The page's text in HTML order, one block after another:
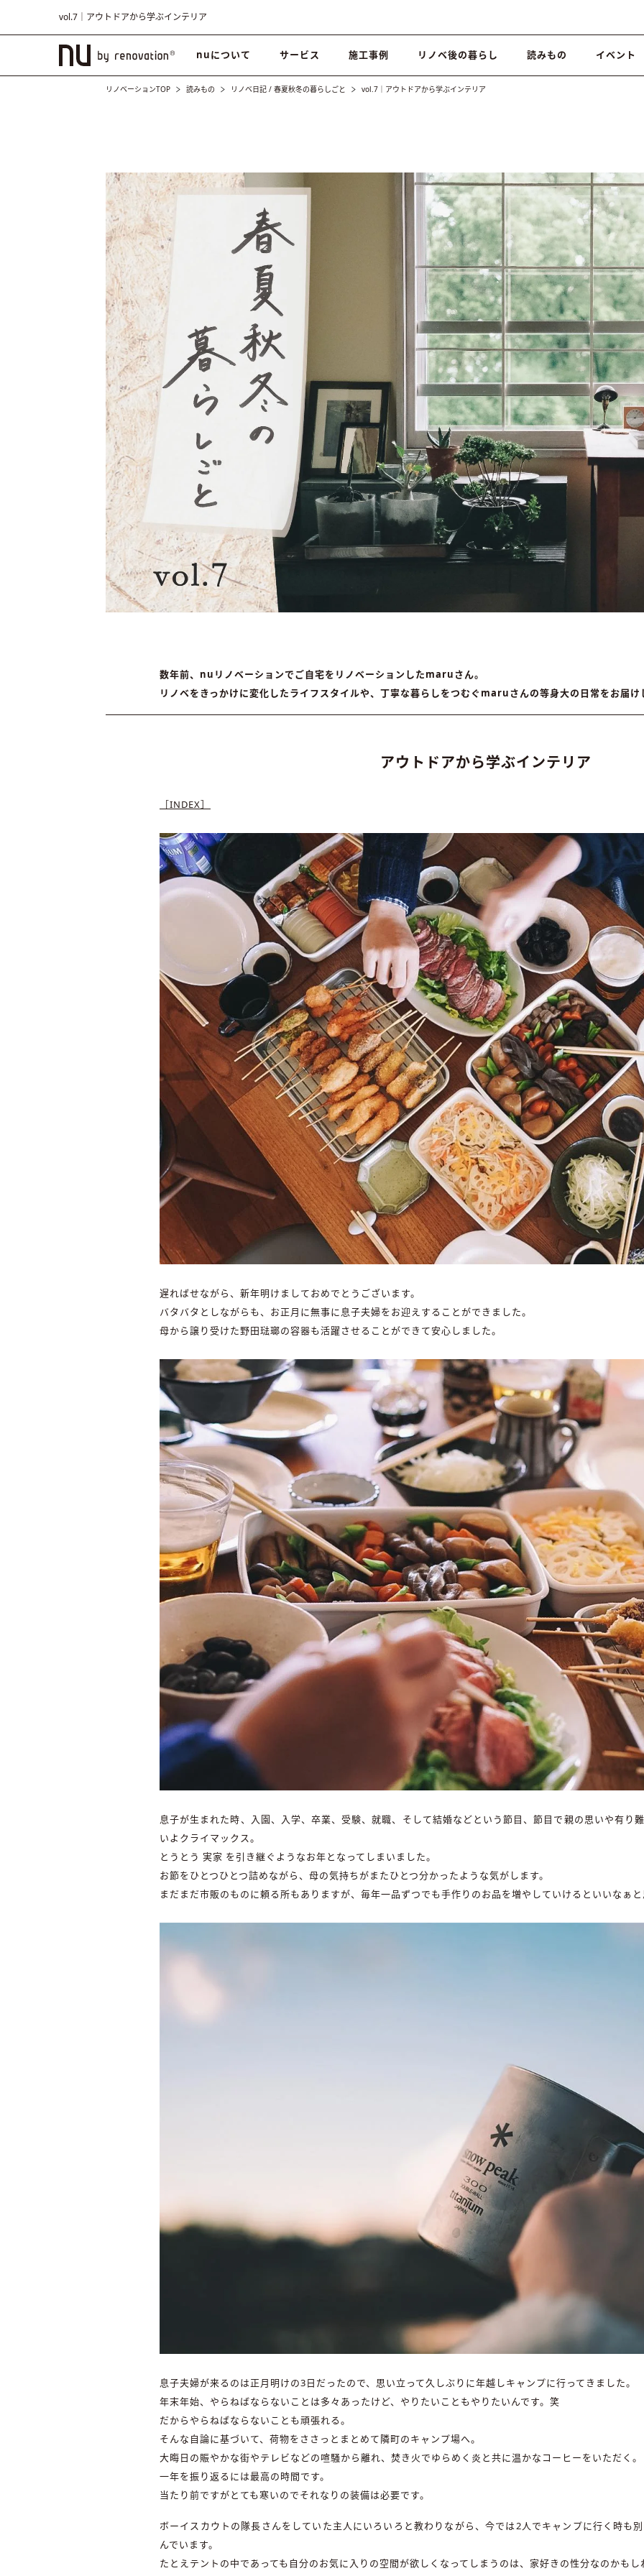
vol.7｜アウトドアから学ぶインテリア
nuについて サービス 施工事例 リノベ後の暮らし 読みもの イベント
リノベーションTOP 読みもの リノベ日記 / 春夏秋冬の暮らしごと vol.7｜アウトドアから学ぶインテリア
数年前、nuリノベーションでご自宅をリノベーションしたmaruさん。
リノベをきっかけに変化したライフスタイルや、丁寧な暮らしをつむぐmaruさんの等身大の日常をお届け
アウトドアから学ぶインテリア
［INDEX］
遅ればせながら、新年明けましておめでとうございます。
バタバタとしながらも、お正月に無事に息子夫婦をお迎えすることができました。
母から譲り受けた野田琺瑯の容器も活躍させることができて安心しました。
息子が生まれた時、入園、入学、卒業、受験、就職、そして結婚などという節目、節目で親の思いや有り
いよクライマックス。
とうとう 実家 を引き継ぐようなお年となってしまいました。
お節をひとつひとつ詰めながら、母の気持ちがまたひとつ分かったような気がします。
まだまだ市販のものに頼る所もありますが、毎年一品ずつでも手作りのお品を増やしていけるといいなぁ
息子夫婦が来るのは正月明けの3日だったので、思い立って久しぶりに年越しキャンプに行ってきました。
年末年始、やらねばならないことは多々あったけど、やりたいこともやりたいんです。笑
だからやらねばならないことも頑張れる。
そんな自論に基づいて、荷物をささっとまとめて隣町のキャンプ場へ。
大晦日の賑やかな街やテレビなどの喧騒から離れ、焚き火でゆらめく炎と共に温かなコーヒーをいただく。
一年を振り返るには最高の時間です。
当たり前ですがとても寒いのでそれなりの装備は必要です。
ボーイスカウトの隊長さんをしていた主人にいろいろと教わりながら、今では2人でキャンプに行く時も
んでいます。
たとえテントの中であっても自分のお気に入りの空間が欲しくなってしまうのは、家好きの性分なのかもし